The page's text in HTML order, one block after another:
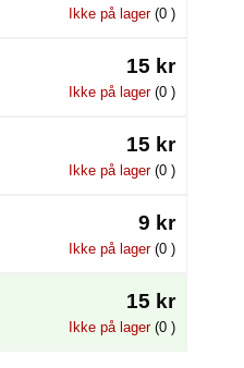
Ikke på lager(0 )
15 kr
Ikke på lager(0 )
15 kr
Ikke på lager(0 )
9 kr
Ikke på lager(0 )
15 kr
Ikke på lager(0 )